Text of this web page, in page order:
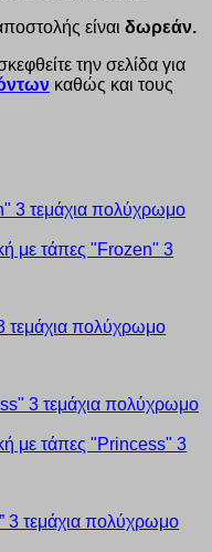
είναι δωρεάν.
την σελίδα για
καθώς και τους
τεμάχια πολύχρωμο
3 τεμάχια πολύχρωμο